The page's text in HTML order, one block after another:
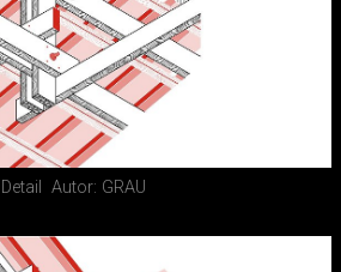
Detail Autor: GRAU